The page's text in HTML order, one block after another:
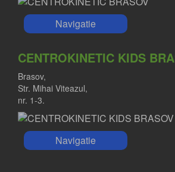
Navigatie
CENTROKINETIC KIDS
Brasov,
Str. Mihai Viteazul,
nr. 1-3.
Navigatie